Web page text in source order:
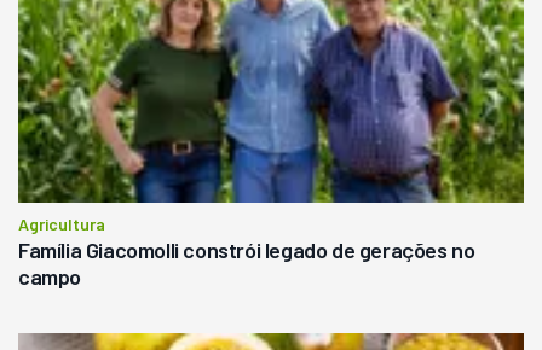
Agricultura
Família Giacomolli constrói legado de gerações no
campo